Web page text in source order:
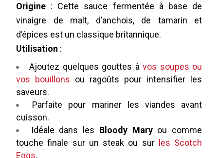
Origine : Cette sauce fermentée à base de
vinaigre de malt, d’anchois, de tamarin et
d’épices est un classique britannique.
Utilisation :
Ajoutez quelques gouttes àvos soupes ou
vos bouillons ou ragoûts pour intensifier les
saveurs.
Parfaite pour mariner les viandes avant
cuisson.
Idéale dans les Bloody Maryou comme
touche finale sur un steak ou sur
les Scotch
Eggs.